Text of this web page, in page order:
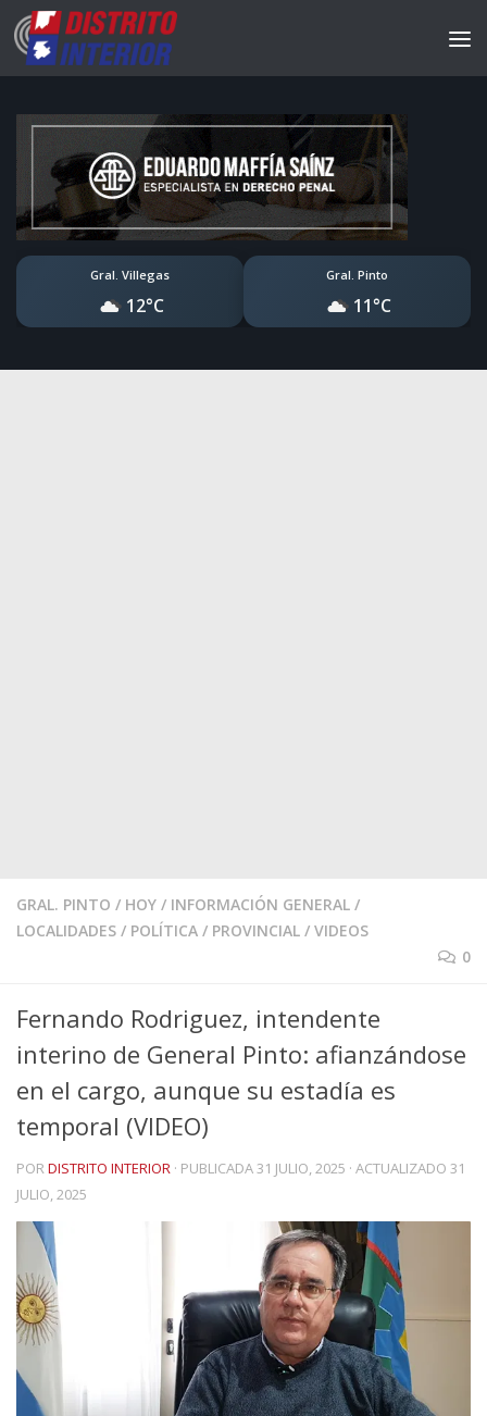
Gral. Villegas
12°C
Gral. Pinto
11°C
GRAL. PINTO / HOY / INFORMACIÓN GENERAL /
LOCALIDADES / POLÍTICA / PROVINCIAL / VIDEOS
0
Fernando Rodriguez, intendente
interino de General Pinto: afianzándose
en el cargo, aunque su estadía es
temporal (VIDEO)
PORDISTRITO INTERIOR · PUBLICADA31 JULIO, 2025 · ACTUALIZADO 31
JULIO, 2025